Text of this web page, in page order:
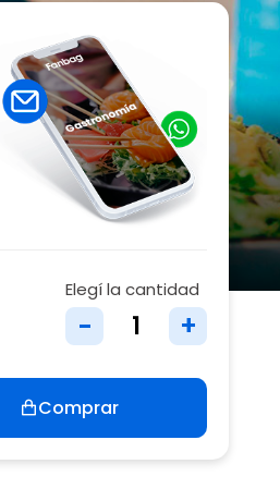
Elegí la cantidad
- +
Comprar